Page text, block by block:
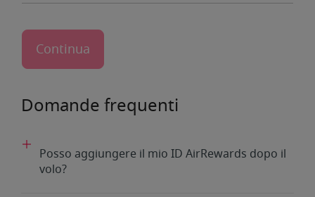
Domande frequenti
Posso aggiungere il mio ID AirRewards dopo il
volo?